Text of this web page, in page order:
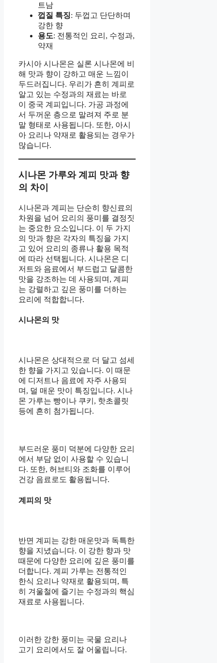
트남
껍질 특징: 두껍고 단단하며
강한 향
용도: 전통적인 요리, 수정과,
약재
카시아 시나몬은 실론 시나몬에 비
해 맛과 향이 강하고 매운 느낌이
두드러집니다. 우리가 흔히 계피로
알고 있는 수정과의 재료는 바로
이 중국 계피입니다. 가공 과정에
서 두꺼운 층으로 말려져 주로 분
말 형태로 사용됩니다. 또한, 아시
아 요리나 약재로 활용되는 경우가
많습니다.
시나몬 가루와 계피 맛과 향
의 차이
시나몬과 계피는 단순히 향신료의
차원을 넘어 요리의 풍미를 결정짓
는 중요한 요소입니다. 이 두 가지
의 맛과 향은 각자의 특징을 가지
고 있어 요리의 종류나 활용 목적
에 따라 선택됩니다. 시나몬은 디
저트와 음료에서 부드럽고 달콤한
맛을 강조하는 데 사용되며, 계피
는 강렬하고 깊은 풍미를 더하는
요리에 적합합니다.
시나몬의 맛
시나몬은 상대적으로 더 달고 섬세
한 향을 가지고 있습니다. 이 때문
에 디저트나 음료에 자주 사용되
며, 덜 매운 맛이 특징입니다. 시나
몬 가루는 빵이나 쿠키, 핫초콜릿
등에 흔히 첨가됩니다.
부드러운 풍미 덕분에 다양한 요리
에서 부담 없이 사용할 수 있습니
다. 또한, 허브티와 조화를 이루어
건강 음료로도 활용됩니다.
계피의 맛
반면 계피는 강한 매운맛과 독특한
향을 지녔습니다. 이 강한 향과 맛
때문에 다양한 요리에 깊은 풍미를
더합니다. 계피 가루는 전통적인
한식 요리나 약재로 활용되며, 특
히 겨울철에 즐기는 수정과의 핵심
재료로 사용됩니다.
이러한 강한 풍미는 국물 요리나
고기 요리에서도 잘 어울립니다.